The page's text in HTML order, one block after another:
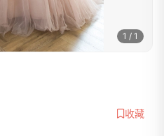
1 / 1
收藏